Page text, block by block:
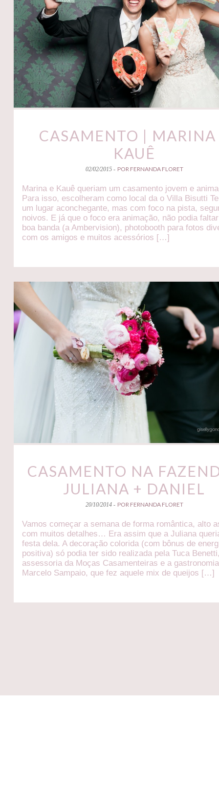
CASAMENTO |
KAUÊ
02/02/2015 - POR FERNANDA FLORET
Marina e Kauê queriam um casamento jovem e
Para isso, escolheram como local da o Villa Bisutti
um lugar aconchegante, mas com foco na pista,
noivos. E já que o foco era animação, não podia
boa banda (a Ambervision), photobooth para fotos
com os amigos e muitos acessórios […]
CASAMENTO NA
JULIANA + DANIEL
20/10/2014 - POR FERNANDA FLORET
Vamos começar a semana de forma romântica, alto
com muitos detalhes… Era assim que a Juliana
festa dela. A decoração colorida (com bônus de
positiva) só podia ter sido realizada pela Tuca
assessoria da Moças Casamenteiras e a
Marcelo Sampaio, que fez aquele mix de queijos […]